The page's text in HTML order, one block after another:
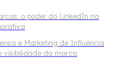
o poder do LinkedIn na
e Marketing de Influência
visibilidade da marca